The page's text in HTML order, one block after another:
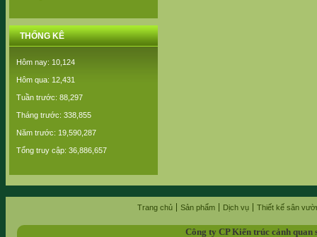
THỐNG KÊ
Hôm nay: 10,124
Hôm qua: 12,431
Tuần trước: 88,297
Tháng trước: 338,855
Năm trước: 19,590,287
Tổng truy cập: 36,886,657
Trang chủ Sản phẩm Dịch vụ Thiết kế sân
Công ty CP Kiến trúc cảnh